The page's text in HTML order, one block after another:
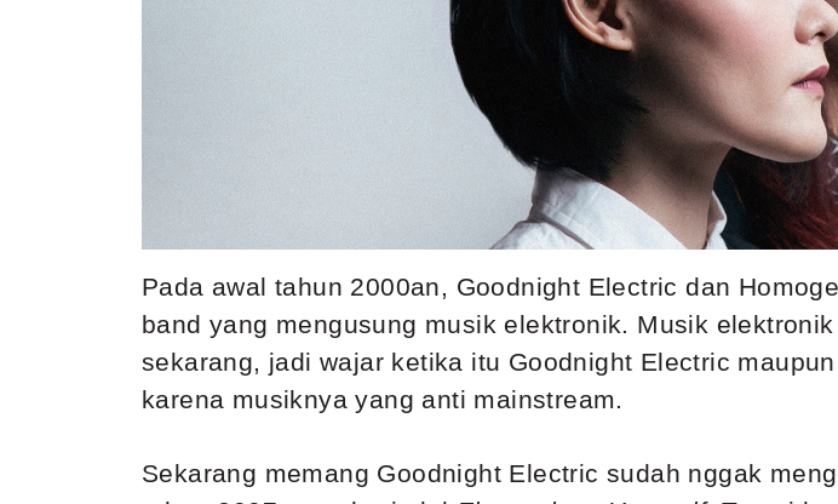
Pada awal tahun 2000an, Goodnight Electric dan
band yang mengusung musik elektronik. Musik
sekarang, jadi wajar ketika itu Goodnight Electric
karena musiknya yang anti mainstream.
Sekarang memang Goodnight Electric sudah nggak